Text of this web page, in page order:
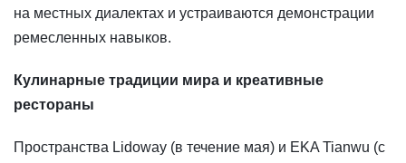
на местных диалектах и устраиваются демонстрации
ремесленных навыков.
Кулинарные традиции мира и креативные
рестораны
Пространства Lidoway (в течение мая) и EKA Tianwu (с